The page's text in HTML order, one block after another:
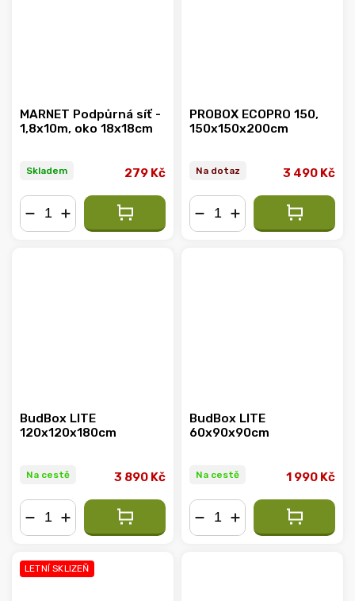
MARNET Podpůrná síť -
1,8x10m, oko 18x18cm
Skladem 279 Kč
PROBOX ECOPRO 150,
150x150x200cm
Na dotaz 3 490 Kč
BudBox LITE
120x120x180cm
Na cestě 3 890 Kč
BudBox LITE
60x90x90cm
Na cestě 1 990 Kč
LETNÍ SKLIZEŇ